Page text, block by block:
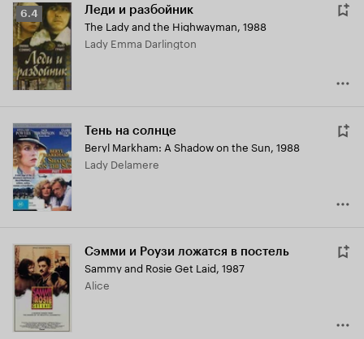
Рейтинг
Кинопоиска
6.4
6.4 Леди и разбойник
The Lady and the Highwayman, 1988
Lady Emma Darlington
Тень на солнце
Beryl Markham: A Shadow on the Sun, 1988
Lady Delamere
Сэмми и Роузи ложатся в постель
Sammy and Rosie Get Laid, 1987
Alice